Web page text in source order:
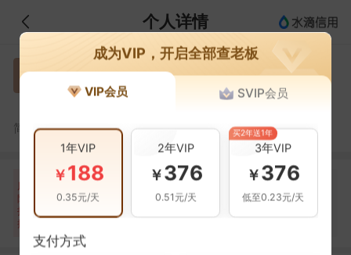
个人详情
王 王大庆
中央国债登记结算 中央国债登记结算有限责任公司
简介：王大庆，中央国债登记结算有限责任公司的法定代表人
风
险
扫
描
自身风险
暂无风险
关联风险
裁判文书(5条)
提示信息
成为VIP，开启全部查老板
VIP会员 SVIP会员
1年VIP
￥188
0.35元/天
2年VIP
￥376
0.51元/天
3年VIP
￥376
低至0.23元/天
买2年送1年
支付方式